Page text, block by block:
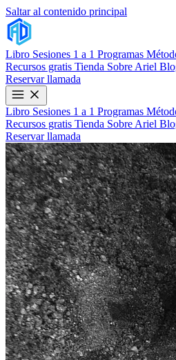
Saltar al contenido principal
Libro Sesiones 1 a 1 Programas
Recursos gratis Tienda Sobre Ariel
Reservar llamada
Libro Sesiones 1 a 1 Programas
Recursos gratis Tienda Sobre Ariel
Reservar llamada